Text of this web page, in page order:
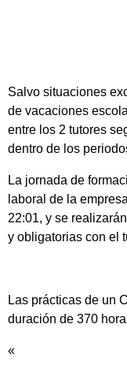
Salvo situaciones
de vacaciones
entre los 2 tutores
dentro de los
La jornada de
laboral de la
22:01, y se
y obligatorias con el
Las prácticas de un
duración de 370
«